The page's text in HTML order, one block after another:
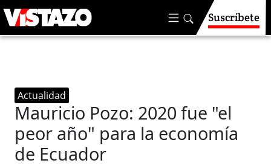
Suscríbete
Actualidad
Mauricio Pozo: 2020 fue "el
peor año" para la economía
de Ecuador